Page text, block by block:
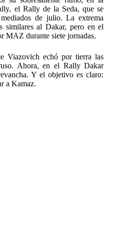
el Rally de la Seda, que se
de julio. La extrema
similares al Dakar, pero en el
MAZ durante siete jornadas.
Viazovich echó por tierra las
Ahora, en el Rally Dakar
Y el objetivo es claro:
a Kamaz.